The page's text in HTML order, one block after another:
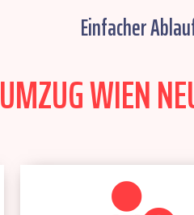
Einfacher
UMZUG WIEN